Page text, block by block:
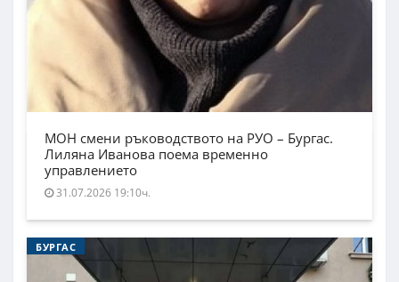
МОН смени ръководството на РУО – Бургас.
Лиляна Иванова поема временно
управлението
31.07.2026 19:10ч.
БУРГАС